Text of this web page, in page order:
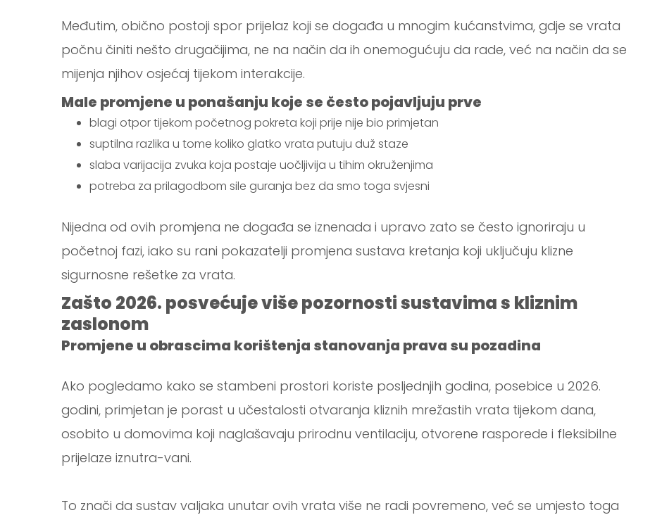
Međutim, obično postoji spor prijelaz koji se događa u mnogim kućanstvima, gdje se vrata
počnu činiti nešto drugačijima, ne na način da ih onemogućuju da rade, već na način da se
mijenja njihov osjećaj tijekom interakcije.
Male promjene u ponašanju koje se često pojavljuju prve
blagi otpor tijekom početnog pokreta koji prije nije bio primjetan
suptilna razlika u tome koliko glatko vrata putuju duž staze
slaba varijacija zvuka koja postaje uočljivija u tihim okruženjima
potreba za prilagodbom sile guranja bez da smo toga svjesni
Nijedna od ovih promjena ne događa se iznenada i upravo zato se često ignoriraju u
početnoj fazi, iako su rani pokazatelji promjena sustava kretanja koji uključuju klizne
sigurnosne rešetke za vrata.
Zašto 2026. posvećuje više pozornosti sustavima s kliznim
zaslonom
Promjene u obrascima korištenja stanovanja prava su pozadina
Ako pogledamo kako se stambeni prostori koriste posljednjih godina, posebice u 2026.
godini, primjetan je porast u učestalosti otvaranja kliznih mrežastih vrata tijekom dana,
osobito u domovima koji naglašavaju prirodnu ventilaciju, otvorene rasporede i fleksibilne
prijelaze iznutra-vani.
To znači da sustav valjaka unutar ovih vrata više ne radi povremeno, već se umjesto toga